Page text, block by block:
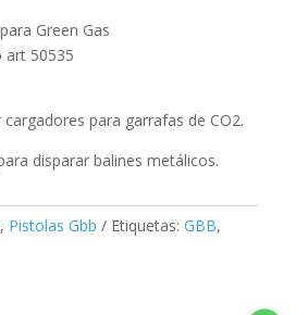
Green Gas
art 50535
para garrafas de CO2.
disparar balines metálicos.
, Pistolas Gbb Etiquetas: GBB,